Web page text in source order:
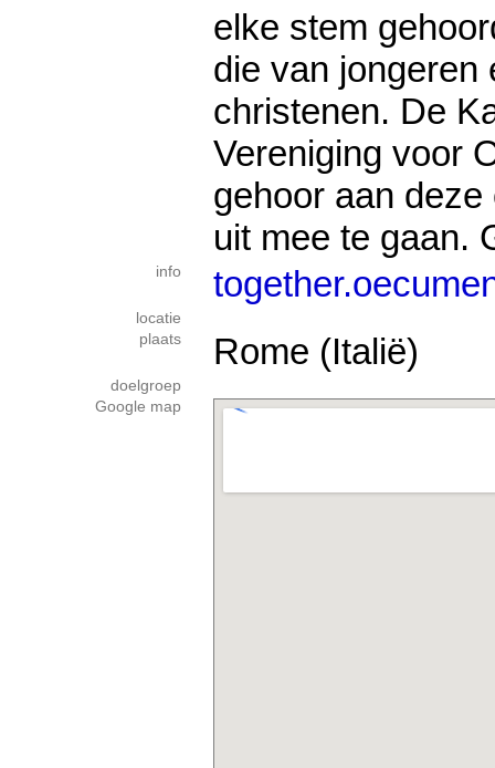
elke stem
die van jongeren
christenen. De
Vereniging voor
gehoor aan
uit mee te gaan.
info
locatie
plaats
Rome (Italië)
doelgroep
Google map